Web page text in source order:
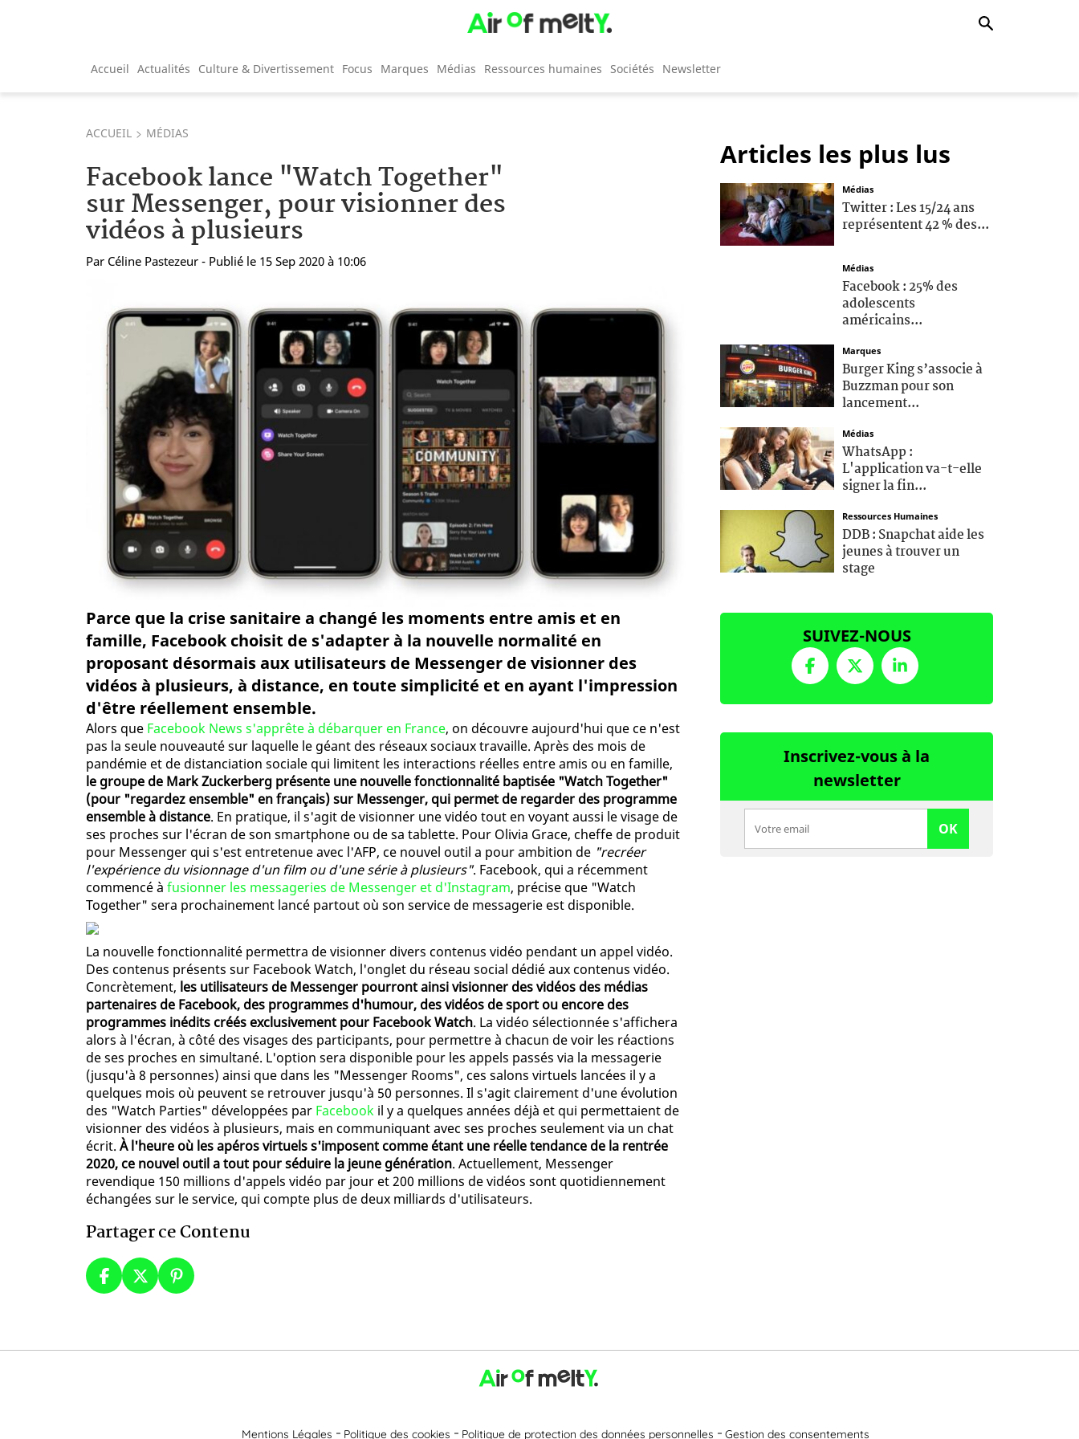
Accueil Actualités Culture & Divertissement Focus Marques Médias Ressources humaines Sociétés Newsletter
ACCUEIL MÉDIAS
Facebook lance "Watch Together"
sur Messenger, pour visionner des
vidéos à plusieurs
Par Céline Pastezeur - Publié le 15 Sep 2020 à 10:06
Parce que la crise sanitaire a changé les moments entre amis et en
famille, Facebook choisit de s'adapter à la nouvelle normalité en
proposant désormais aux utilisateurs de Messenger de visionner des
vidéos à plusieurs, à distance, en toute simplicité et en ayant l'impression
d'être réellement ensemble.
Alors que Facebook News s'apprête à débarquer en France, on découvre aujourd'hui que ce n'est
pas la seule nouveauté sur laquelle le géant des réseaux sociaux travaille. Après des mois de
pandémie et de distanciation sociale qui limitent les interactions réelles entre amis ou en famille,
le groupe de Mark Zuckerberg présente une nouvelle fonctionnalité baptisée "Watch Together"
(pour "regardez ensemble" en français) sur Messenger, qui permet de regarder des programme
ensemble à distance. En pratique, il s'agit de visionner une vidéo tout en voyant aussi le visage de
ses proches sur l'écran de son smartphone ou de sa tablette. Pour Olivia Grace, cheffe de produit
pour Messenger qui s'est entretenue avec l'AFP, ce nouvel outil a pour ambition de "recréer
l'expérience du visionnage d'un film ou d'une série à plusieurs". Facebook, qui a récemment
commencé à fusionner les messageries de Messenger et d'Instagram, précise que "Watch
Together" sera prochainement lancé partout où son service de messagerie est disponible.
La nouvelle fonctionnalité permettra de visionner divers contenus vidéo pendant un appel vidéo.
Des contenus présents sur Facebook Watch, l'onglet du réseau social dédié aux contenus vidéo.
Concrètement, les utilisateurs de Messenger pourront ainsi visionner des vidéos des médias
partenaires de Facebook, des programmes d'humour, des vidéos de sport ou encore des
programmes inédits créés exclusivement pour Facebook Watch. La vidéo sélectionnée s'affichera
alors à l'écran, à côté des visages des participants, pour permettre à chacun de voir les réactions
de ses proches en simultané. L'option sera disponible pour les appels passés via la messagerie
(jusqu'à 8 personnes) ainsi que dans les "Messenger Rooms", ces salons virtuels lancées il y a
quelques mois où peuvent se retrouver jusqu'à 50 personnes. Il s'agit clairement d'une évolution
des "Watch Parties" développées par Facebook il y a quelques années déjà et qui permettaient de
visionner des vidéos à plusieurs, mais en communiquant avec ses proches seulement via un chat
écrit. À l'heure où les apéros virtuels s'imposent comme étant une réelle tendance de la rentrée
2020, ce nouvel outil a tout pour séduire la jeune génération. Actuellement, Messenger
revendique 150 millions d'appels vidéo par jour et 200 millions de vidéos sont quotidiennement
échangées sur le service, qui compte plus de deux milliards d'utilisateurs.
Partager ce Contenu
Articles les plus lus
Médias
Twitter : Les 15/24 ans
représentent 42 % des...
Médias
Facebook : 25% des
adolescents
américains...
Marques
Burger King s’associe à
Buzzman pour son
lancement...
Médias
WhatsApp :
L'application va-t-elle
signer la fin...
Ressources Humaines
DDB : Snapchat aide les
jeunes à trouver un
stage
SUIVEZ-NOUS
Inscrivez-vous à la
newsletter
OK
Mentions Légales Politique des cookies Politique de protection des données personnelles Gestion des consentements